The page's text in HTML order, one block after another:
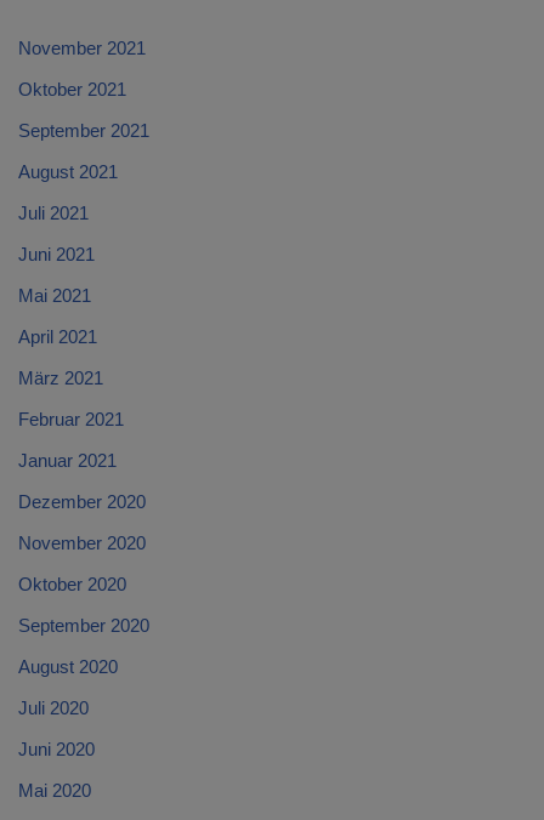
November 2021
Oktober 2021
September 2021
August 2021
Juli 2021
Juni 2021
Mai 2021
April 2021
März 2021
Februar 2021
Januar 2021
Dezember 2020
November 2020
Oktober 2020
September 2020
August 2020
Juli 2020
Juni 2020
Mai 2020